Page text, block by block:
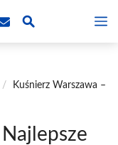
/
Kuśnierz Warszawa –